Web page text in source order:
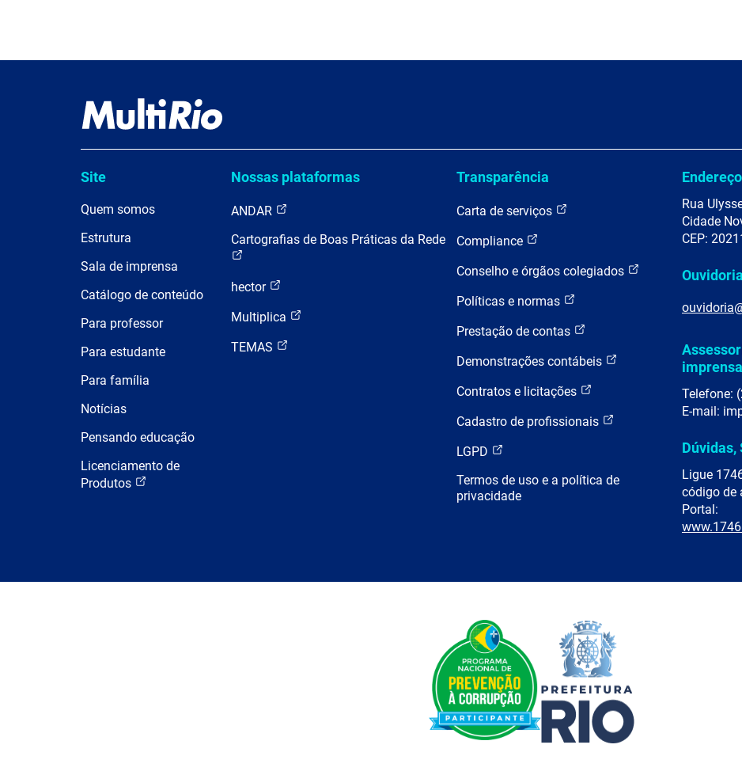
Site
Quem somos
Estrutura
Sala de imprensa
Catálogo de conteúdo
Para professor
Para estudante
Para família
Notícias
Pensando educação
Licenciamento de
Produtos
Nossas plataformas
ANDAR
Cartografias de Boas Práticas da Rede
hector
Multiplica
TEMAS
Transparência
Carta de serviços
Compliance
Conselho e órgãos colegiados
Políticas e normas
Prestação de contas
Demonstrações contábeis
Contratos e licitações
Cadastro de profissionais
LGPD
Termos de uso e a política de
privacidade
Endereço
Rua
Cidade
CEP:
Ouvidoria
Telefone:
E-mail:
Dúvidas,
Ligue
código de
Portal: